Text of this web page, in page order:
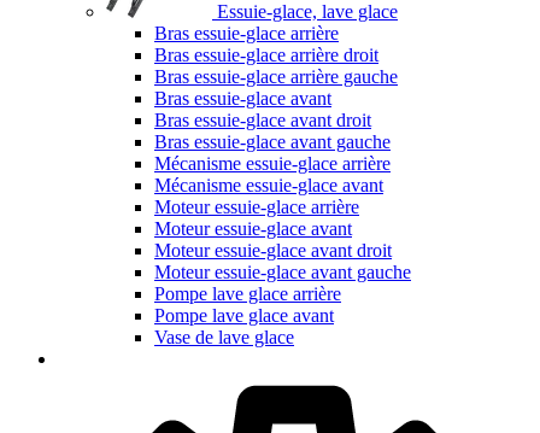
Essuie-glace, lave glace
Bras essuie-glace arrière
Bras essuie-glace arrière droit
Bras essuie-glace arrière gauche
Bras essuie-glace avant
Bras essuie-glace avant droit
Bras essuie-glace avant gauche
Mécanisme essuie-glace arrière
Mécanisme essuie-glace avant
Moteur essuie-glace arrière
Moteur essuie-glace avant
Moteur essuie-glace avant droit
Moteur essuie-glace avant gauche
Pompe lave glace arrière
Pompe lave glace avant
Vase de lave glace